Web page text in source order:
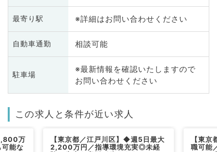
最寄り駅 ※詳細はお問い合わせください
自動車通勤 相談可能
駐車場
※最新情報を確認いたしますので
お問い合わせください
この求人と条件が近い求人
万
能な
【東京都／江戸川区】◆週5日最大
2,200万円／指導環境充実◎未経
【東
職可能